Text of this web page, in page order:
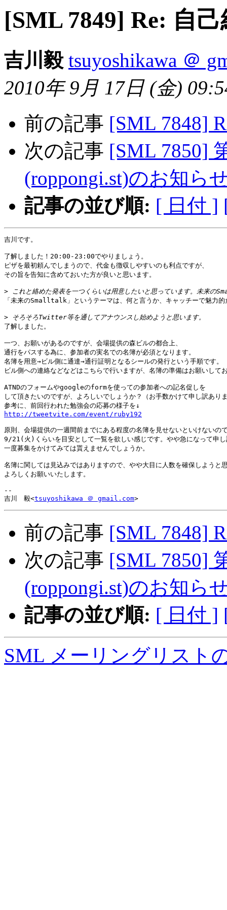
[SML 7849] Re: 自
吉川毅 tsuyoshikawa ＠
2010年 9月 17日 (金)
前の記事 [SML 7848]
次の記事 [SML 7850]
(roppongi.st)のお知ら
記事の並び順: [ 日付 ]
吉川です。
了解しました！20:00-23:00でやりましょう。
ピザを最初頼んでしまうので、代金も徴収しやすいのも利点ですが、
その旨を告知に含めておいた方が良いと思います。
>
「未来のSmalltalk」というテーマは、何と言うか、キャッチーで魅力的
>
了解しました。
一つ、お願いがあるのですが、会場提供の森ビルの都合上、
通行をパスする為に、参加者の実名での名簿が必須となります。
名簿を用意→ビル側に通達→通行証明となるシールの発行という手順です。
ビル側への連絡などなどはこちらで行いますが、名簿の準備はお願いして
ATNDのフォームやgoogleのformを使っての参加者への記名促しを
して頂きたいのですが、よろしいでしょうか？（お手数かけて申し訳あり
http://tweetvite.com/event/ruby192
原則、会場提供の一週間前までにある程度の名簿を見せないといけないの
9/21(火)くらいを目安として一覧を欲しい感じです。やや急になって申し
一度募集をかけてみては貰えませんでしょうか。
名簿に関しては見込みではありますので、やや大目に人数を確保しようと
よろしくお願いいたします。
--
吉川　毅<tsuyoshikawa ＠ gmail.com
前の記事 [SML 7848]
次の記事 [SML 7850]
(roppongi.st)のお知ら
記事の並び順: [ 日付 ]
SML メーリングリスト